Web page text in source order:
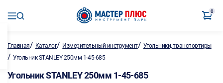
0
Главная/ Каталог/ Измерительный инструмент/ Угольники, транспортиры
/ Угольник STANLEY 250мм 1-45-685
Угольник STANLEY 250мм 1-45-685